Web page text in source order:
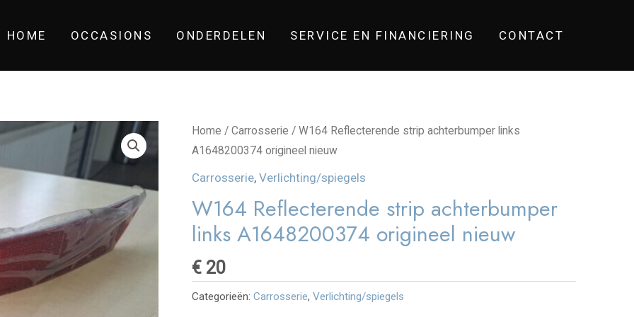
HOME OCCASIONS ONDERDELEN SERVICE EN FINANCIERING CONTACT
Home /Carrosserie / W164 Reflecterende strip achterbumper links
A1648200374 origineel nieuw
Carrosserie,Verlichting/spiegels
W164 Reflecterende strip achterbumper
links A1648200374 origineel nieuw
€ 20
Categorieën:Carrosserie,Verlichting/spiegels